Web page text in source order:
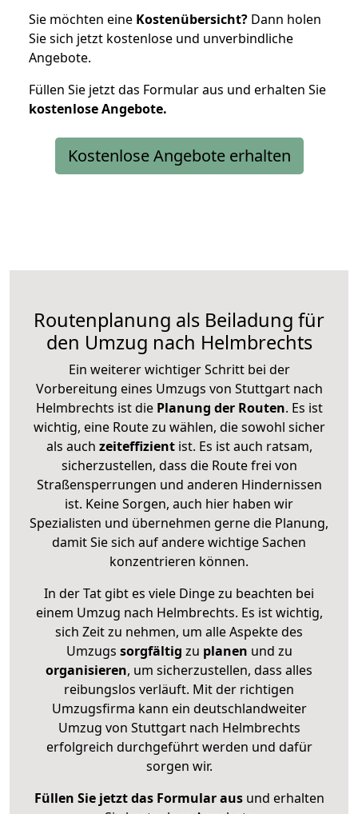
Sie möchten eine Kostenübersicht? Dann holen
Sie sich jetzt kostenlose und unverbindliche
Angebote.
Füllen Sie jetzt das Formular aus und erhalten Sie
kostenloseAngebote.
Kostenlose Angebote erhalten
Routenplanung als Beiladung für
den Umzug nach Helmbrechts
Ein weiterer wichtiger Schritt bei der
Vorbereitung eines Umzugs von Stuttgart nach
Helmbrechts ist diePlanung der Routen. Es ist
wichtig, eine Route zu wählen, die sowohl sicher
als auch zeiteffizientist. Es ist auch ratsam,
sicherzustellen, dass die Route frei von
Straßensperrungen und anderen Hindernissen
ist. Keine Sorgen, auch hier haben wir
Spezialisten und übernehmen gerne die Planung,
damit Sie sich auf andere wichtige Sachen
konzentrieren können.
In der Tat gibt es viele Dinge zu beachten bei
einem Umzug nach Helmbrechts. Es ist wichtig,
sich Zeit zu nehmen, um alle Aspekte des
Umzugs sorgfältig zu planen und zu
organisieren, um sicherzustellen, dass alles
reibungslos verläuft. Mit der richtigen
Umzugsfirma kann ein deutschlandweiter
Umzug von Stuttgart nach Helmbrechts
erfolgreich durchgeführt werden und dafür
sorgen wir.
Füllen Sie jetzt das Formular ausund erhalten